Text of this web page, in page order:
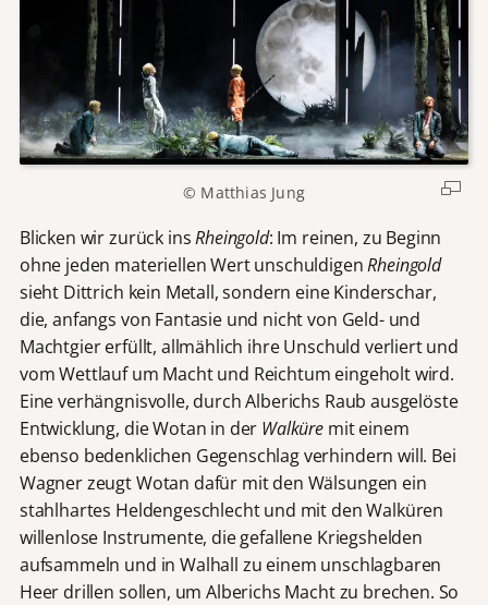
© Matthias Jung
Blicken wir zurück insRheingold: Im reinen, zu Beginn
ohne jeden materiellen Wert unschuldigenRheingold
sieht Dittrich kein Metall, sondern eine Kinderschar,
die, anfangs von Fantasie und nicht von Geld- und
Machtgier erfüllt, allmählich ihre Unschuld verliert und
vom Wettlauf um Macht und Reichtum eingeholt wird.
Eine verhängnisvolle, durch Alberichs Raub ausgelöste
Entwicklung, die Wotan in der Walküre mit einem
ebenso bedenklichen Gegenschlag verhindern will. Bei
Wagner zeugt Wotan dafür mit den Wälsungen ein
stahlhartes Heldengeschlecht und mit den Walküren
willenlose Instrumente, die gefallene Kriegshelden
aufsammeln und in Walhall zu einem unschlagbaren
Heer drillen sollen, um Alberichs Macht zu brechen. So